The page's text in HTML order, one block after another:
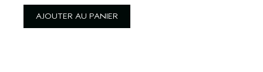
AJOUTER AU PANIER